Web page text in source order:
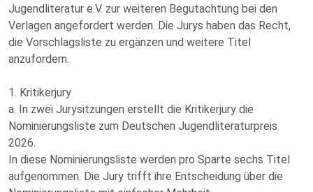
Jugendliteratur e.V. zur weiteren Begutachtung bei den
Verlagen angefordert werden. Die Jurys haben das Recht,
die Vorschlagsliste zu ergänzen und weitere Titel
anzufordern.
1. Kritikerjury
a. In zwei Jurysitzungen erstellt die Kritikerjury die
Nominierungsliste zum Deutschen Jugendliteraturpreis
2026.
In diese Nominierungsliste werden pro Sparte sechs Titel
aufgenommen. Die Jury trifft ihre Entscheidung über die